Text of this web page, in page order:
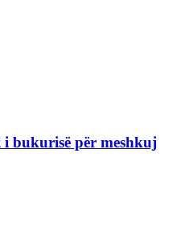
i bukurisë për meshkuj